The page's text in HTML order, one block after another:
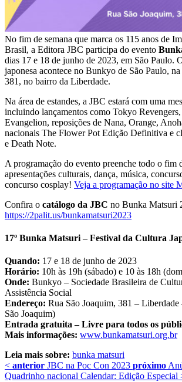
No fim de semana que marca os 115 anos de
Brasil, a Editora JBC participa do evento
dias 17 e 18 de junho de 2023, em São Paulo.
japonesa acontece no Bunkyo de São Paulo,
381, no bairro da Liberdade.
Na área de estandes, a JBC estará com uma
incluindo lançamentos como Tokyo
Evangelion, reposições de Nana, Orange,
nacionais The Flower Pot Edição Definitiva e
e Death Note.
A programação do evento preenche todo o fim
apresentações culturais, dança, música,
concurso cosplay! Veja a programação no site
Confira o catálogo da JBC no Bunka Matsuri
https://2palit.us/bunkamatsuri2023
17º Bunka Matsuri – Festival da Cultura
Quando: 17 e 18 de junho de 2023
Horário: 10h às 19h (sábado) e 10 às 18h
Onde: Bunkyo – Sociedade Brasileira de
Assistência Social
Endereço: Rua São Joaquim, 381 – Liberdade
São Joaquim)
Entrada gratuita – Livre para todos os
Mais informações: www.bunkamatsuri.org.br
Leia mais sobre: bunka matsuri
< anterior JBC na Poc Con 2023 próximo
Quadrinho nacional Calendar: Edição Especial